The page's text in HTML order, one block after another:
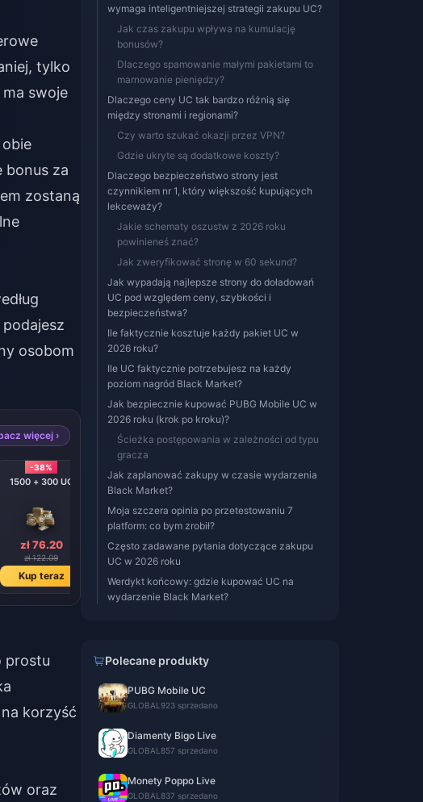
tylko
swoje
bonus za
zostaną
osobom
więcej ›
-38%
1500 + 300 UC
zł 76.20
zł 122.09
Kup teraz
600 + 60 UC
zł 29.87
zł 49.00
Kup teraz
300 + 25 UC
zł 14.94
Kup teraz
60 UC
zł 3.05
prostu
korzyść
oraz
wymaga inteligentniejszej strategii zakupu UC?
Jak czas zakupu wpływa na kumulację
bonusów?
Dlaczego spamowanie małymi pakietami to
marnowanie pieniędzy?
Dlaczego ceny UC tak bardzo różnią się
między stronami i regionami?
Czy warto szukać okazji przez VPN?
Gdzie ukryte są dodatkowe koszty?
Dlaczego bezpieczeństwo strony jest
czynnikiem nr 1, który większość kupujących
lekceważy?
Jakie schematy oszustw z 2026 roku
powinieneś znać?
Jak zweryfikować stronę w 60 sekund?
Jak wypadają najlepsze strony do doładowań
UC pod względem ceny, szybkości i
bezpieczeństwa?
Ile faktycznie kosztuje każdy pakiet UC w
2026 roku?
Ile UC faktycznie potrzebujesz na każdy
poziom nagród Black Market?
Jak bezpiecznie kupować PUBG Mobile UC w
2026 roku (krok po kroku)?
Ścieżka postępowania w zależności od typu
gracza
Jak zaplanować zakupy w czasie wydarzenia
Black Market?
Moja szczera opinia po przetestowaniu 7
platform: co bym zrobił?
Często zadawane pytania dotyczące zakupu
UC w 2026 roku
Werdykt końcowy: gdzie kupować UC na
wydarzenie Black Market?
Polecane produkty
PUBG Mobile UC
GLOBAL 923 sprzedano
Diamenty Bigo Live
GLOBAL 857 sprzedano
Monety Poppo Live
GLOBAL 837 sprzedano